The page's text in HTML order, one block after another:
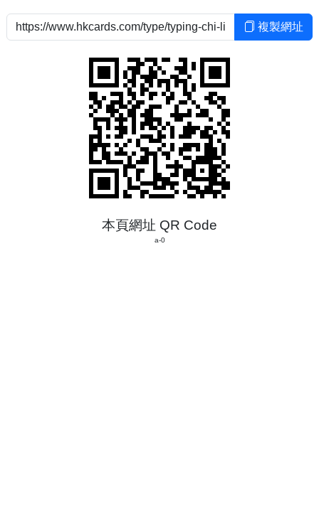
複製網址
本頁網址 QR Code
a-0